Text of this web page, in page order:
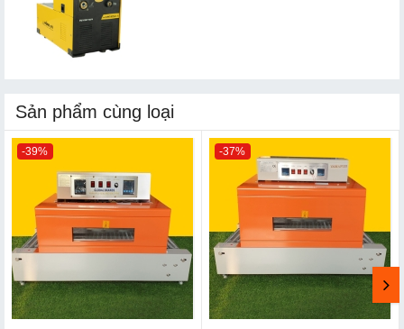
Sản phẩm cùng loại
-39% -37%